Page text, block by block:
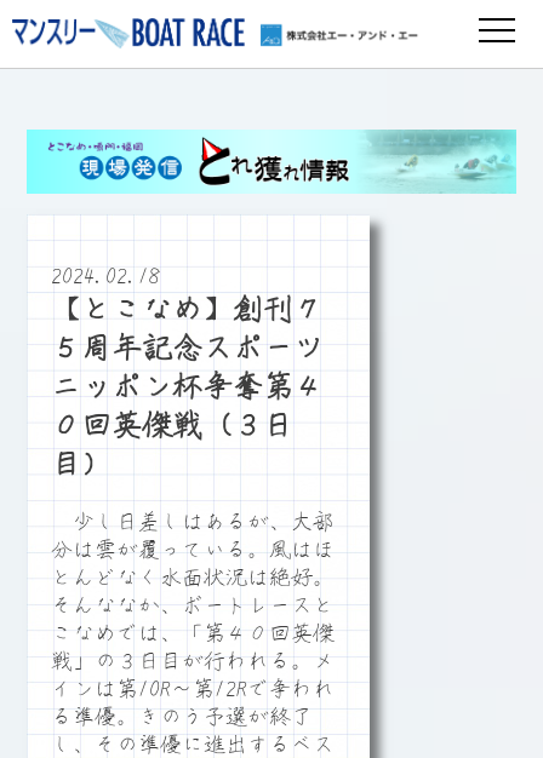
2024.02.18
【とこなめ】創刊７
５周年記念スポーツ
ニッポン杯争奪第４
０回英傑戦（３日
目）
少し日差しはあるが、大部
分は雲が覆っている。風はほ
とんどなく水面状況は絶好。
そんななか、ボートレースと
こなめでは、「第４０回英傑
戦」の３日目が行われる。メ
インは第10R～第12Rで争われ
る準優。きのう予選が終了
し、その準優に進出するベス